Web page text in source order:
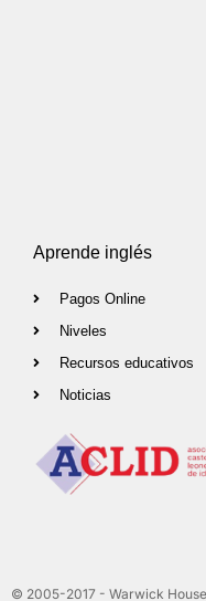
Aprende inglés
Pagos Online
Niveles
Recursos educativos
Noticias
© 2005-2017 - Warwick House